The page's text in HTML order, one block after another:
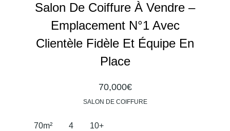
Salon De Coiffure À Vendre –
Emplacement N°1 Avec
Clientèle Fidèle Et Équipe En
Place
70,000€
SALON DE COIFFURE
70m² 4 10+